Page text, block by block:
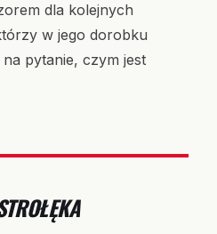
dla kolejnych
w jego dorobku
pytanie, czym jest